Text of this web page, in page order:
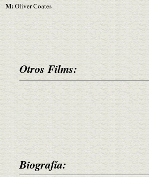
M:Oliver Coates
Otros Films:
Biografía: